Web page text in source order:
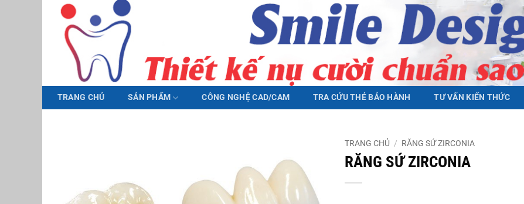
TRANG CHỦ SẢN PHẨM CÔNG NGHỆ CAD/CAM TRA CỨU THẺ BẢO HÀNH TƯ VẤN KIẾN THỨC
TRANG CHỦ / RĂNG SỨ ZIRCONIA
RĂNG SỨ ZIRCONIA